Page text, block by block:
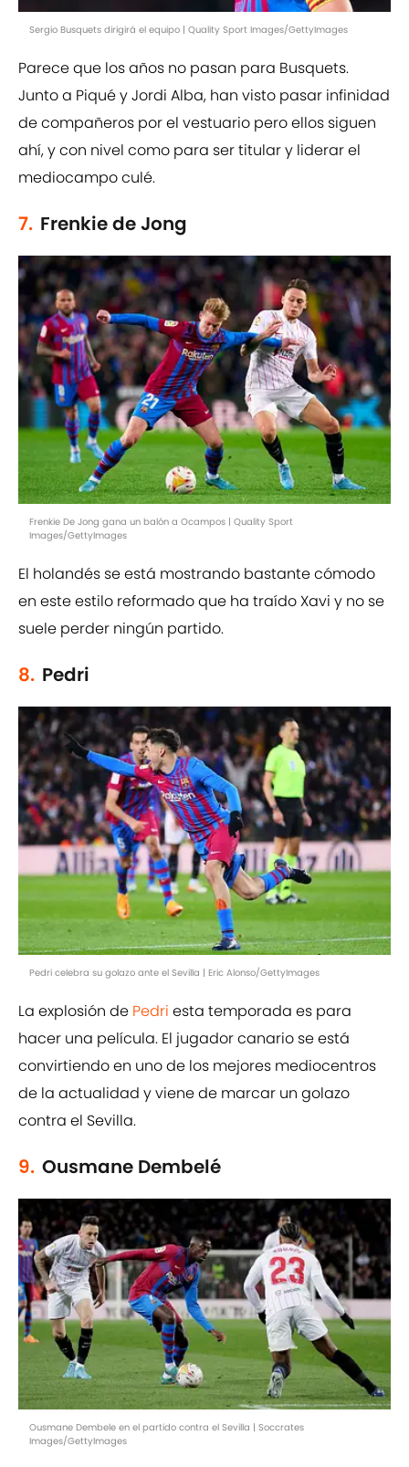
Sergio Busquets dirigirá el equipo | Quality Sport Images/GettyImages
Parece que los años no pasan para Busquets.
Junto a Piqué y Jordi Alba, han visto pasar infinidad
de compañeros por el vestuario pero ellos siguen
ahí, y con nivel como para ser titular y liderar el
mediocampo culé.
7. Frenkie de Jong
Frenkie De Jong gana un balón a Ocampos | Quality Sport
Images/GettyImages
El holandés se está mostrando bastante cómodo
en este estilo reformado que ha traído Xavi y no se
suele perder ningún partido.
8. Pedri
Pedri celebra su golazo ante el Sevilla | Eric Alonso/GettyImages
La explosión de Pedri esta temporada es para
hacer una película. El jugador canario se está
convirtiendo en uno de los mejores mediocentros
de la actualidad y viene de marcar un golazo
contra el Sevilla.
9. Ousmane Dembelé
Ousmane Dembele en el partido contra el Sevilla | Soccrates
Images/GettyImages